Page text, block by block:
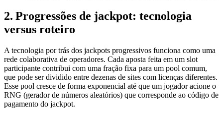
2. Progressões de jackpot: tecnologia
versus roteiro
A tecnologia por trás dos jackpots progressivos funciona como uma
rede colaborativa de operadores. Cada aposta feita em um slot
participante contribui com uma fração fixa para um pool comum,
que pode ser dividido entre dezenas de sites com licenças diferentes.
Esse pool cresce de forma exponencial até que um jogador acione o
RNG (gerador de números aleatórios) que corresponde ao código de
pagamento do jackpot.